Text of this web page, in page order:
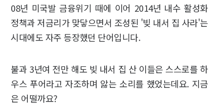
08년 미국발 금융위기 때에 이어 2014년 내수 활성화
정책과 저금리가 맞닿으면서 조성된 '빚 내서 집 사라'는
시대에도 자주 등장했던 단어입니다.
불과 3년여 전만 해도 빚 내서 집 산 이들은 스스로를 하
우스 푸어라고 자조하며 앓는 소리를 했었는데요. 지금
은 어떨까요?